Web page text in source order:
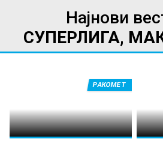
Најнови
СУПЕРЛИГА,
РАКОМЕТ